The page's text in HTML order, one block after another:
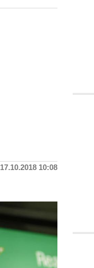
17.10.2018 10:08